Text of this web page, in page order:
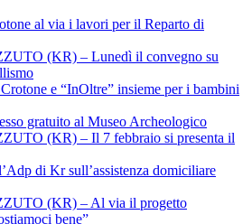
al via i lavori per il Reparto di
(KR) – Lunedì il convegno su
e “InOltre” insieme per i bambini
gratuito al Museo Archeologico
(KR) – Il 7 febbraio si presenta il
di Kr sull’assistenza domiciliare
(KR) – Al via il progetto
bene”